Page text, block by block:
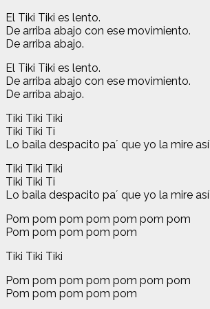
El Tiki Tiki es lento.
De arriba abajo con ese movimiento.
De arriba abajo.
El Tiki Tiki es lento.
De arriba abajo con ese movimiento.
De arriba abajo.
Tiki Tiki Tiki
Tiki Tiki Ti
Lo baila despacito pa´ que yo la mire así
Tiki Tiki Tiki
Tiki Tiki Ti
Lo baila despacito pa´ que yo la mire así
Pom pom pom pom pom pom pom
Pom pom pom pom pom
Tiki Tiki Tiki
Pom pom pom pom pom pom pom
Pom pom pom pom pom